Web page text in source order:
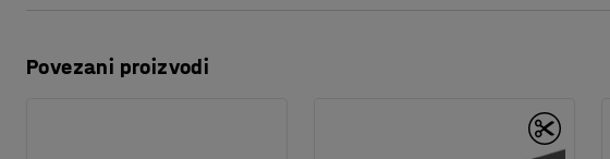
Boja okvira ormara: Crna
Preuzmite upute za održavanjen
Povezani proizvodi